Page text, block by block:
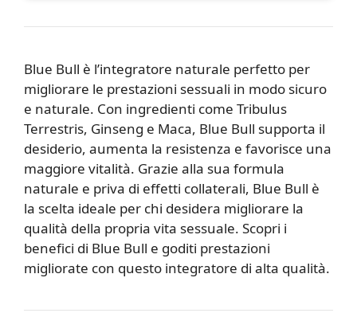
Blue Bull è l’integratore naturale perfetto per
migliorare le prestazioni sessuali in modo sicuro
e naturale. Con ingredienti come Tribulus
Terrestris, Ginseng e Maca, Blue Bull supporta il
desiderio, aumenta la resistenza e favorisce una
maggiore vitalità. Grazie alla sua formula
naturale e priva di effetti collaterali, Blue Bull è
la scelta ideale per chi desidera migliorare la
qualità della propria vita sessuale. Scopri i
benefici di Blue Bull e goditi prestazioni
migliorate con questo integratore di alta qualità.